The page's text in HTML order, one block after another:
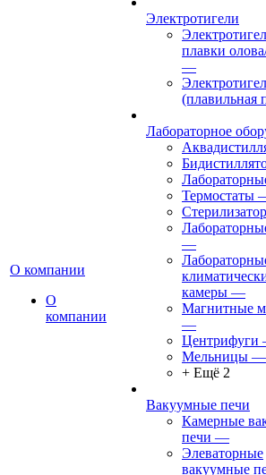
О компании
О
компании
Электротигели
плавки
—
(плавильная
Лабораторное
Термостаты
—
камеры —
Магнитные
—
Центрифуги
Мельницы —
+ Ещё 2
Вакуумные печи
Камерные
печи —
Элеваторные
вакуумные